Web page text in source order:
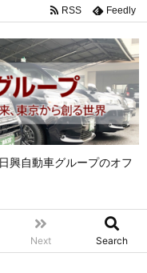
興自動車グループのオフ
Next Search
RSS Feedly